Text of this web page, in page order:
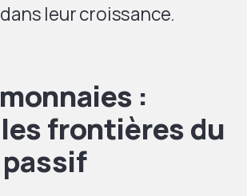
leur croissance.
:
frontières du